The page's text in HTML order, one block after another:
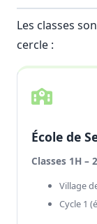
Les classes
cercle :
École de
Classes 1H –
Village
Cycle 1